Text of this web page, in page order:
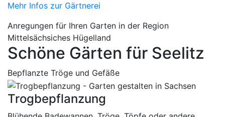
Mehr Infos zur Gärtnerei
Anregungen für Ihren Garten in der Region
Mittelsächsiches Hügelland
Schöne Gärten für Seelitz
Bepflanzte Tröge und Gefäße
Trogbepflanzung